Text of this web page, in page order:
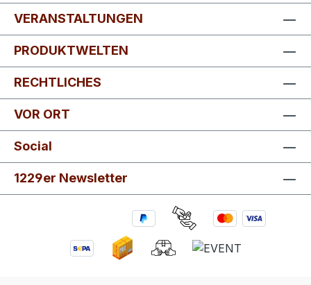
VERANSTALTUNGEN
PRODUKTWELTEN
RECHTLICHES
VOR ORT
Social
1229er Newsletter